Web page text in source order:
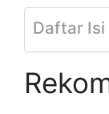
Daftar Isi